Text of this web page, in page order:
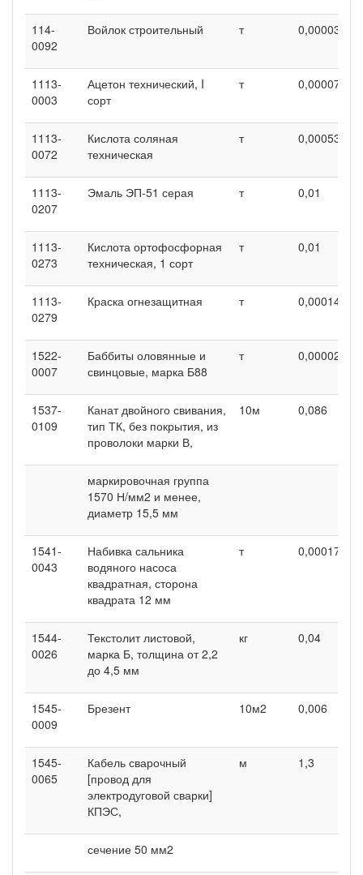
114-
0092
Войлок строительный т 0,00003
1113-
0003
Ацетон технический, I
сорт
т 0,00007
1113-
0072
Кислота соляная
техническая
т 0,00053
1113-
0207
Эмаль ЭП-51 серая т 0,01
1113-
0273
Кислота ортофосфорная
техническая, 1 сорт
т 0,01
1113-
0279
Краска огнезащитная т 0,00014
1522-
0007
Баббиты оловянные и
свинцовые, марка Б88
т 0,00002
1537-
0109
Канат двойного свивания,
тип ТК, без покрытия, из
проволоки марки В,
10м 0,086
маркировочная группа
1570 Н/мм2 и менее,
диаметр 15,5 мм
1541-
0043
Набивка сальника
водяного насоса
квадратная, сторона
квадрата 12 мм
т 0,00017
1544-
0026
Текстолит листовой,
марка Б, толщина от 2,2
до 4,5 мм
кг 0,04
1545-
0009
Брезент 10м2 0,006
1545-
0065
Кабель сварочный
[провод для
электродуговой сварки]
КПЭС,
м 1,3
сечение 50 мм2